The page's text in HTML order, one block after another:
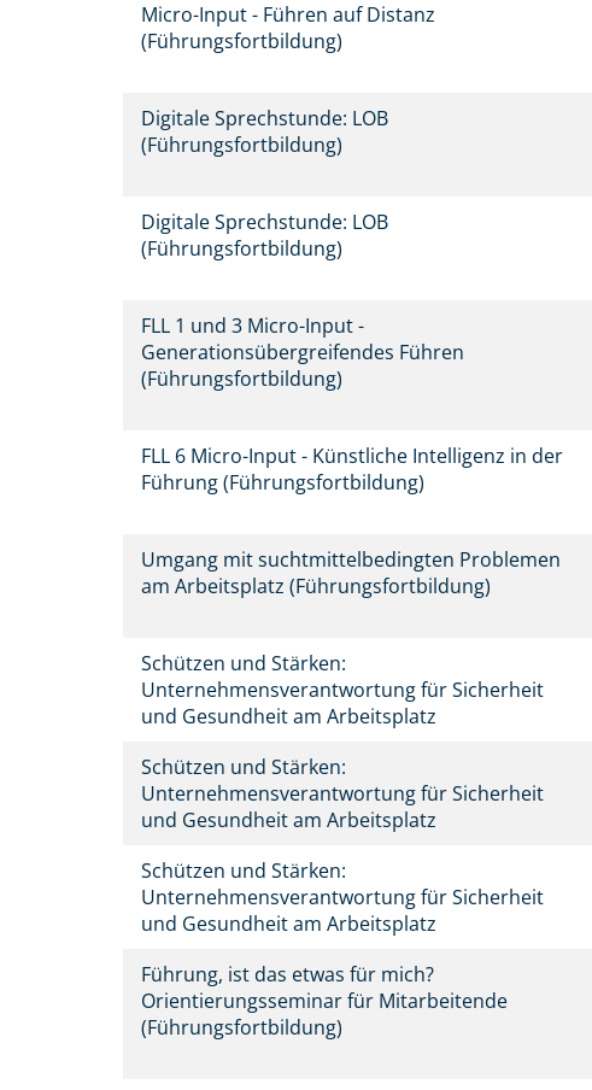
Micro-Input - Führen auf Distanz
(Führungsfortbildung)
Digitale Sprechstunde: LOB
(Führungsfortbildung)
Digitale Sprechstunde: LOB
(Führungsfortbildung)
FLL 1 und 3 Micro-Input -
Generationsübergreifendes Führen
(Führungsfortbildung)
FLL 6 Micro-Input - Künstliche Intelligenz in der
Führung (Führungsfortbildung)
Umgang mit suchtmittelbedingten Problemen
am Arbeitsplatz (Führungsfortbildung)
Schützen und Stärken:
Unternehmensverantwortung für Sicherheit
und Gesundheit am Arbeitsplatz
Schützen und Stärken:
Unternehmensverantwortung für Sicherheit
und Gesundheit am Arbeitsplatz
Schützen und Stärken:
Unternehmensverantwortung für Sicherheit
und Gesundheit am Arbeitsplatz
Führung, ist das etwas für mich?
Orientierungsseminar für Mitarbeitende
(Führungsfortbildung)